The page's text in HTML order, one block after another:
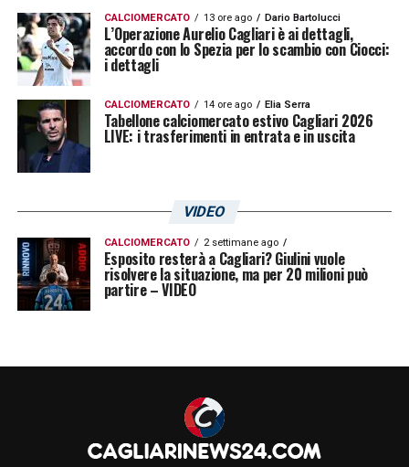
CALCIOMERCATO 13 ore ago Dario Bartolucci
L’Operazione Aurelio Cagliari è ai dettagli,
accordo con lo Spezia per lo scambio con Ciocci:
i dettagli
CALCIOMERCATO 14 ore ago Elia Serra
Tabellone calciomercato estivo Cagliari 2026
LIVE: i trasferimenti in entrata e in uscita
VIDEO
CALCIOMERCATO 2 settimane ago
Esposito resterà a Cagliari? Giulini vuole
risolvere la situazione, ma per 20 milioni può
partire – VIDEO